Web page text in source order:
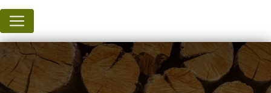
Panneau de gestion des cookies